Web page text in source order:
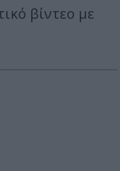
βίντεο με